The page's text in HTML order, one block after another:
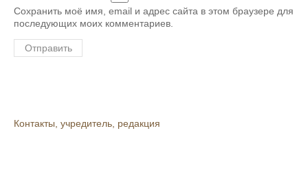
Сохранить моё имя, email и адрес сайта в этом браузере для
последующих моих комментариев.
Контакты, учредитель, редакция